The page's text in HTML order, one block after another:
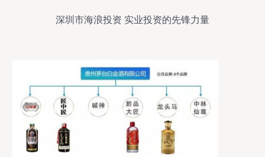
深圳市海浪投资 实业投资的先锋力量